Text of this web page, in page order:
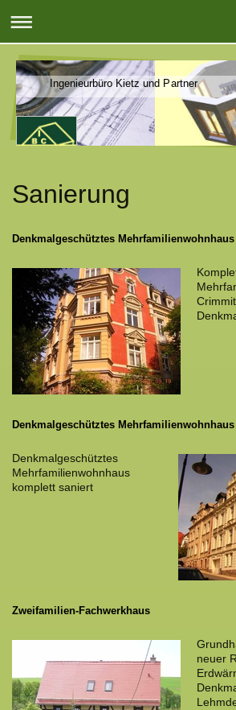
Ingenieurbüro Kietz und Partner
Sanierung
Denkmalgeschütztes Mehrfamilienwohnhaus
Denkmalgeschütztes Mehrfamilienwohnhaus
Denkmalgeschütztes
Mehrfamilienwohnhaus
komplett saniert
Zweifamilien-Fachwerkhaus
neuer